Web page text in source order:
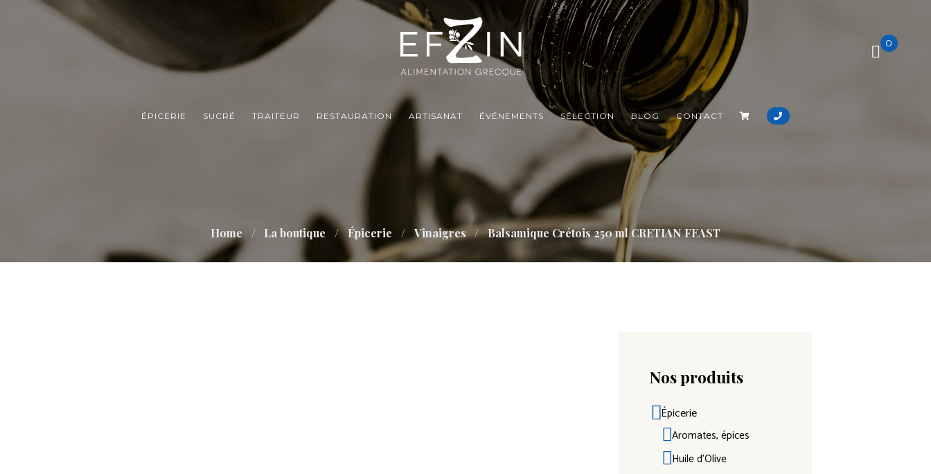
0
ÉPICERIE SUCRÉ TRAITEUR RESTAURATION ARTISANAT ÉVÉNEMENTS SÉLECTION BLOG CONTACT
Home La boutique Épicerie Vinaigres Balsamique Crétois 250 ml CRETIAN FEAST
Nos produits
Épicerie
Aromates, épices
Huile d'Olive